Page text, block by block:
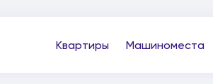
Квартиры Машиноместа